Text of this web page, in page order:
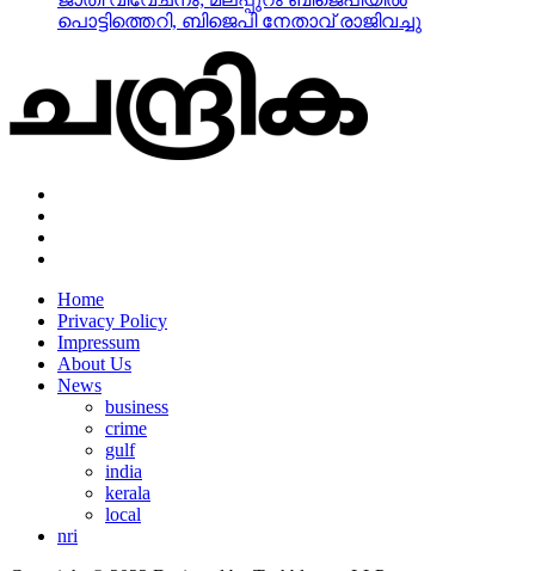
പൊട്ടിത്തെറി, ബിജെപി നേതാവ് രാജിവച്ചു
Home
Privacy Policy
Impressum
About Us
News
business
crime
gulf
india
kerala
local
nri